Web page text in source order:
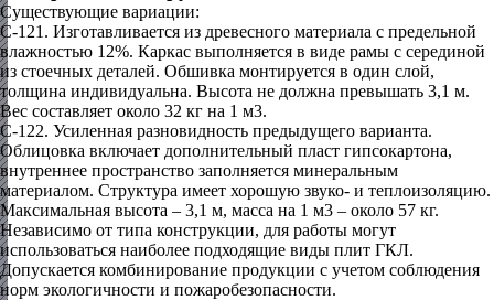
Существующие вариации:
С-121. Изготавливается из древесного материала с предельной
влажностью 12%. Каркас выполняется в виде рамы с серединой
из стоечных деталей. Обшивка монтируется в один слой,
толщина индивидуальна. Высота не должна превышать 3,1 м.
Вес составляет около 32 кг на 1 м3.
С-122. Усиленная разновидность предыдущего варианта.
Облицовка включает дополнительный пласт гипсокартона,
внутреннее пространство заполняется минеральным
материалом. Структура имеет хорошую звуко- и теплоизоляцию.
Максимальная высота – 3,1 м, масса на 1 м3 – около 57 кг.
Независимо от типа конструкции, для работы могут
использоваться наиболее подходящие виды плит ГКЛ.
Допускается комбинирование продукции с учетом соблюдения
норм экологичности и пожаробезопасности.